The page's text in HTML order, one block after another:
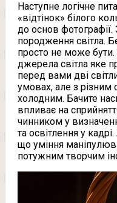
Наступне логічне
«відтінок» білого
до основ
породження світла.
просто не може
джерела світла яке
перед вами дві
умовах, але з різним
холодним. Бачите
впливає на
чинником у
та освітлення у
що уміння
потужним творчим